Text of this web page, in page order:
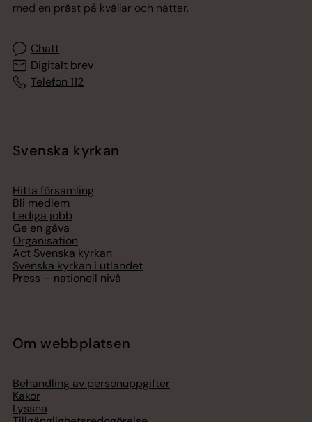
med en präst på kvällar och nätter.
Chatt
Digitalt brev
Telefon 112
Svenska kyrkan
Hitta församling
Bli medlem
Lediga jobb
Ge en gåva
Organisation
Act Svenska kyrkan
Svenska kyrkan i utlandet
Press – nationell nivå
Om webbplatsen
Behandling av personuppgifter
Kakor
Lyssna